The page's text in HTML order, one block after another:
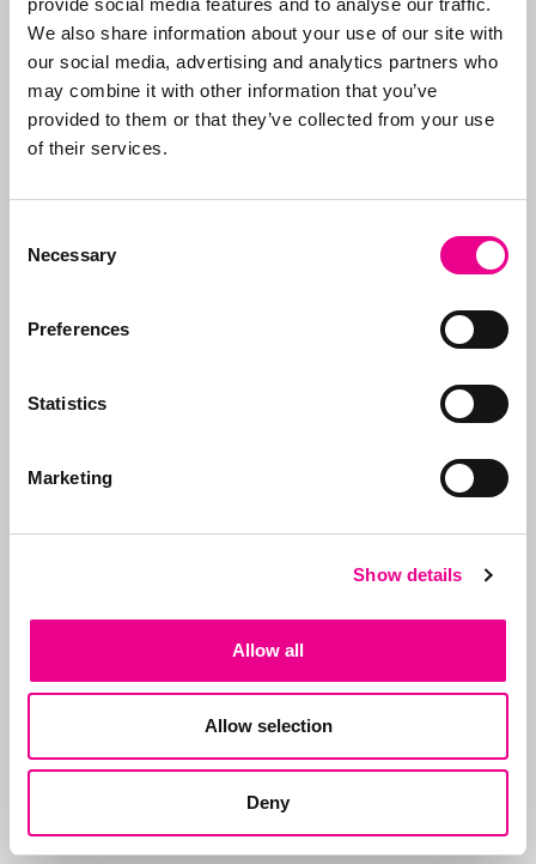
We also share information about your use of our site with
our social media, advertising and analytics partners who
may combine it with other information that you’ve
provided to them or that they’ve collected from your use
of their services.
Selection
Necessary
Preferences
Statistics
Marketing
Show details
Allow all
Allow selection
Deny
aanvraag. Doel is de
klant te ontzorgen en
daarom verzorgen we
alle stappen, van eerste
advies wat aan te
vragen en hoe tot aan
van merken, beheren
voor onze klanten. Wij
vernieuwd, dat de
de vele frauduleuze
Daarnaast zijn we
onze klanten bij
hoe nieuwe ideeën
vorm te geven en te